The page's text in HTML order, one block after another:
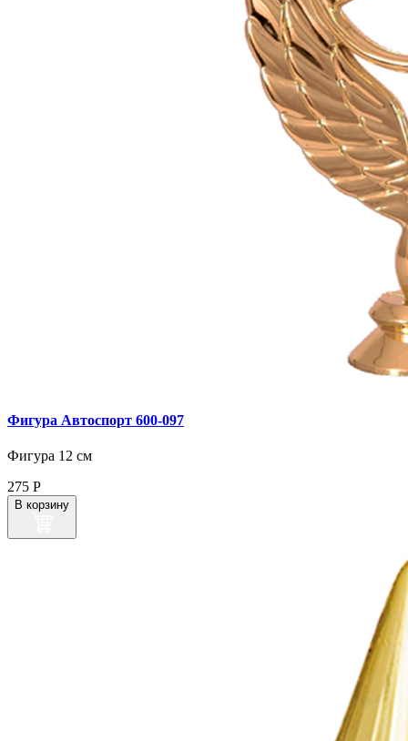
Фигура Автоспорт 600‑097
Фигура 12 см
275 Р
В корзину